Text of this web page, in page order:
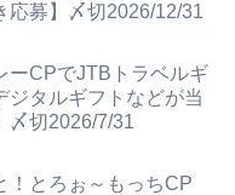
応募】〆切2026/12/31
ーCPでJTBトラベルギ
ジタルギフトなどが当
〆切2026/7/31
！とろぉ～もっちCP